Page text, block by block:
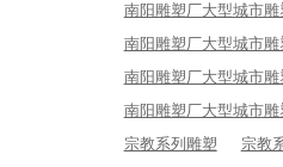
南阳雕塑厂大型城市雕
南阳雕塑厂大型城市雕
南阳雕塑厂大型城市雕
南阳雕塑厂大型城市雕
宗教系列雕塑
宗教